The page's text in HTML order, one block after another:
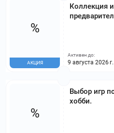
Коллекция
%
АКЦИЯ
Активен до:
9 августа 2026 г.
Выбор игр
хобби.
%